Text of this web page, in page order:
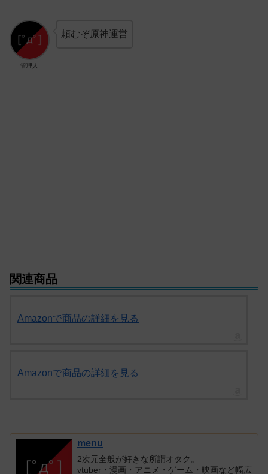
管理人
頼むぞ原神運営
関連商品
Amazonで商品の詳細を見る
Amazonで商品の詳細を見る
menu
2次元全般が好きな所謂オタク。
vtuber・漫画・アニメ・ゲーム・映画など幅広